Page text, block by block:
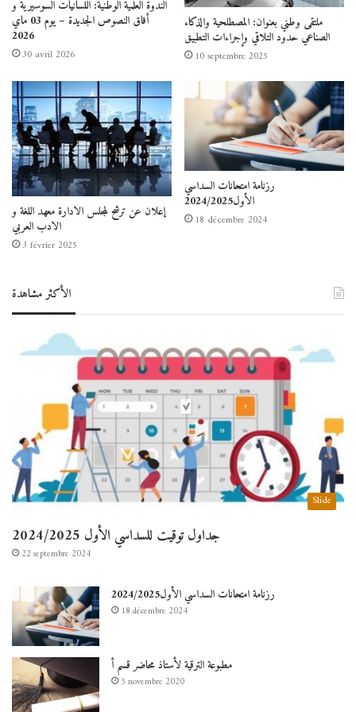
الندوة العلمية الوطنية: اللسانيات السوسيرية و
أفاق النصوص الجديدة – يوم 03 ماي
2026
30 avril 2026
ملتقى وطني بعنوان: المصطلحية والذكاء
الصناعي حدود التلاقي وإجراءات التطبيق
10 septembre 2025
إعلان عن ترشح لمجلس الادارة معهد اللغة و
الادب العربي
3 février 2025
رزنامة امتحانات السداسي
الأول2024/2025
18 décembre 2024
الأكثر مشاهدة
Slide
جداول توقيت للسداسي الأول 2024/2025
22 septembre 2024
رزنامة امتحانات السداسي الأول2024/2025
18 décembre 2024
مطبوعة الترقية لأستاذ محاضر قسم أ
5 novembre 2020